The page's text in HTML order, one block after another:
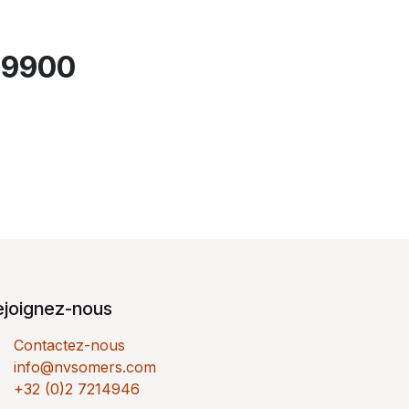
nous
Contactez-nous
info@nvsomers.com
+32 (0)2 7214946